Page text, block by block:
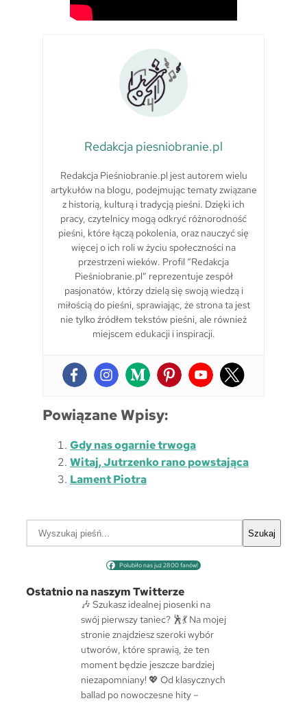
Redakcja piesniobranie.pl
Redakcja Pieśniobranie.pl jest autorem wielu
artykułów na blogu, podejmując tematy związane
z historią, kulturą i tradycją pieśni. Dzięki ich
pracy, czytelnicy mogą odkryć różnorodność
pieśni, które łączą pokolenia, oraz nauczyć się
więcej o ich roli w życiu społeczności na
przestrzeni wieków. Profil “Redakcja
Pieśniobranie.pl” reprezentuje zespół
pasjonatów, którzy dzielą się swoją wiedzą i
miłością do pieśni, sprawiając, że strona ta jest
nie tylko źródłem tekstów pieśni, ale również
miejscem edukacji i inspiracji.
Powiązane Wpisy:
Gdy nas ogarnie trwoga
Witaj, Jutrzenko rano powstająca
Lament Piotra
a
Szukaj
Polubiło nas już 2800 fanów!
Ostatnio na naszym Twitterze
🎶 Szukasz idealnej piosenki na
swój pierwszy taniec? 🕺💃 Na mojej
stronie znajdziesz szeroki wybór
utworów, które sprawią, że ten
moment będzie jeszcze bardziej
niezapomniany! 💖 Od klasycznych
ballad po nowoczesne hity –